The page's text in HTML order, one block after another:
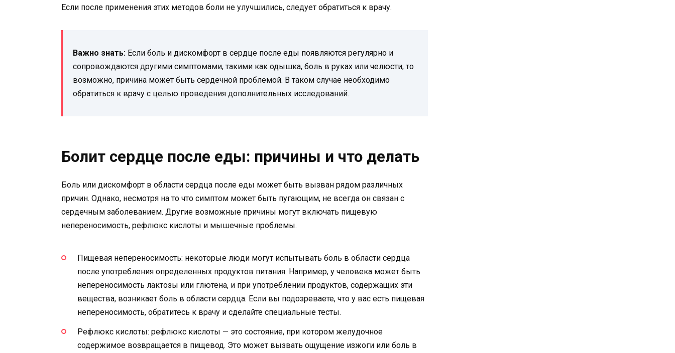
Если после применения этих методов боли не улучшились, следует обратиться к врачу.
Важно знать: Если боль и дискомфорт в сердце после еды появляются регулярно и
сопровождаются другими симптомами, такими как одышка, боль в руках или челюсти, то
возможно, причина может быть сердечной проблемой. В таком случае необходимо
обратиться к врачу с целью проведения дополнительных исследований.
Болит сердце после еды: причины и что делать
Боль или дискомфорт в области сердца после еды может быть вызван рядом различных
причин. Однако, несмотря на то что симптом может быть пугающим, не всегда он связан с
сердечным заболеванием. Другие возможные причины могут включать пищевую
непереносимость, рефлюкс кислоты и мышечные проблемы.
Пищевая непереносимость: некоторые люди могут испытывать боль в области сердца
после употребления определенных продуктов питания. Например, у человека может быть
непереносимость лактозы или глютена, и при употреблении продуктов, содержащих эти
вещества, возникает боль в области сердца. Если вы подозреваете, что у вас есть пищевая
непереносимость, обратитесь к врачу и сделайте специальные тесты.
Рефлюкс кислоты: рефлюкс кислоты — это состояние, при котором желудочное
содержимое возвращается в пищевод. Это может вызвать ощущение изжоги или боль в